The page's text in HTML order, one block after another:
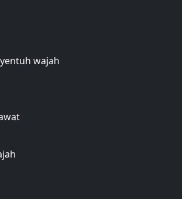
wajah